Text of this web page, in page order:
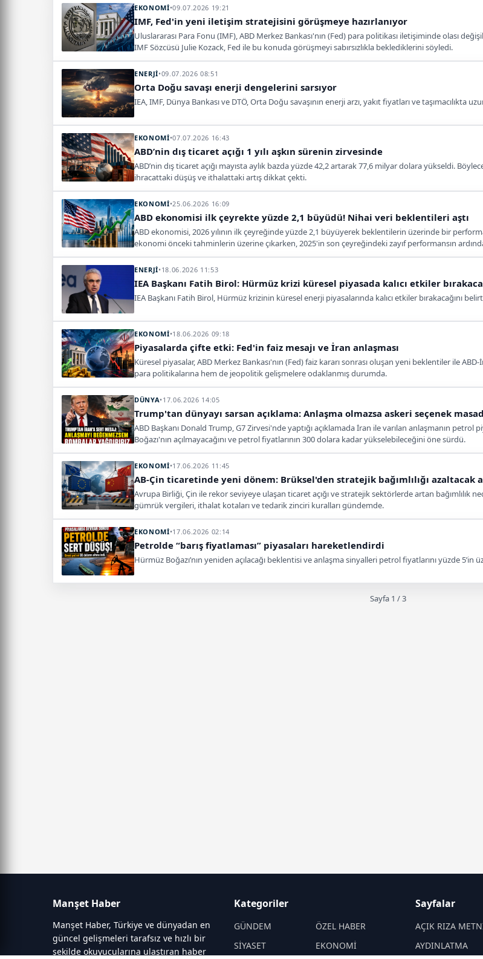
EKONOMİ•09.07.2026 19:21
IMF, Fed'in yeni iletişim stratejisini görüşmeye hazırlanıyor
Uluslararası Para Fonu (IMF), ABD Merkez Bankası'nın (Fed) para politikası iletişiminde olası
IMF Sözcüsü Julie Kozack, Fed ile bu konuda görüşmeyi sabırsızlıkla beklediklerini söyledi.
ENERJİ•09.07.2026 08:51
Orta Doğu savaşı enerji dengelerini sarsıyor
IEA, IMF, Dünya Bankası ve DTÖ, Orta Doğu savaşının enerji arzı, yakıt fiyatları ve taşımacılıkta
EKONOMİ•07.07.2026 16:43
ABD’nin dış ticaret açığı 1 yılı aşkın sürenin zirvesinde
ABD’nin dış ticaret açığı mayısta aylık bazda yüzde 42,2 artarak 77,6 milyar dolara yükseldi.
ihracattaki düşüş ve ithalattaki artış dikkat çekti.
EKONOMİ•25.06.2026 16:09
ABD ekonomisi ilk çeyrekte yüzde 2,1 büyüdü! Nihai veri beklentileri aştı
ABD ekonomisi, 2026 yılının ilk çeyreğinde yüzde 2,1 büyüyerek beklentilerin üzerinde bir
ekonomi önceki tahminlerin üzerine çıkarken, 2025'in son çeyreğindeki zayıf performansın
ENERJİ•18.06.2026 11:53
IEA Başkanı Fatih Birol: Hürmüz krizi küresel piyasada kalıcı etkiler
IEA Başkanı Fatih Birol, Hürmüz krizinin küresel enerji piyasalarında kalıcı etkiler bırakacağını
EKONOMİ•18.06.2026 09:18
Piyasalarda çifte etki: Fed'in faiz mesajı ve İran anlaşması
Küresel piyasalar, ABD Merkez Bankası'nın (Fed) faiz kararı sonrası oluşan yeni beklentiler ile
para politikalarına hem de jeopolitik gelişmelere odaklanmış durumda.
DÜNYA•17.06.2026 14:05
Trump'tan dünyayı sarsan açıklama: Anlaşma olmazsa askeri seçenek
ABD Başkanı Donald Trump, G7 Zirvesi'nde yaptığı açıklamada İran ile varılan anlaşmanın petrol
Boğazı'nın açılmayacağını ve petrol fiyatlarının 300 dolara kadar yükselebileceğini öne sürdü.
EKONOMİ•17.06.2026 11:45
AB-Çin ticaretinde yeni dönem: Brüksel'den stratejik bağımlılığı azaltacak
Avrupa Birliği, Çin ile rekor seviyeye ulaşan ticaret açığı ve stratejik sektörlerde artan bağımlılık
gümrük vergileri, ithalat kotaları ve tedarik zinciri kuralları gündemde.
EKONOMİ•17.06.2026 02:14
Petrolde “barış fiyatlaması” piyasaları hareketlendirdi
Hürmüz Boğazı’nın yeniden açılacağı beklentisi ve anlaşma sinyalleri petrol fiyatlarını yüzde 5’in
Sayfa 1 / 3
Manşet Haber
Manşet Haber, Türkiye ve dünyadan en
güncel gelişmeleri tarafsız ve hızlı bir
şekilde okuyucularına ulaştıran haber
Kategoriler
GÜNDEM
ÖZEL HABER
SİYASET
EKONOMİ
Sayfalar
AÇIK RIZA
AYDINLATMA